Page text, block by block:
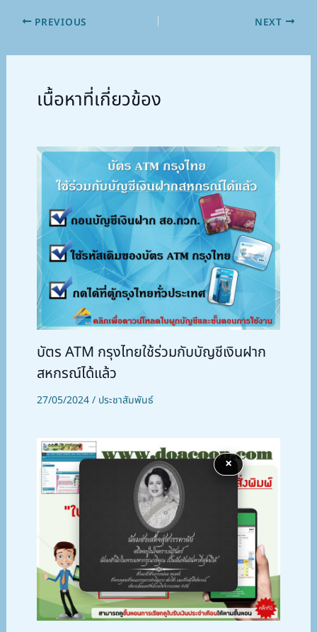
×
PREVIOUS NEXT
เนื้อหาที่เกี่ยวข้อง
บัตร ATM กรุงไทยใช้ร่วมกับบัญชีเงินฝาก
สหกรณ์ได้แล้ว
27/05/2024/ ประชาสัมพันธ์